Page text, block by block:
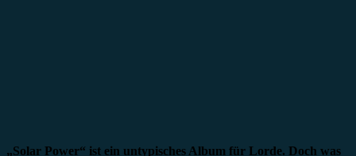
„Solar Power“ ist ein untypisches Album für Lorde. Doch was